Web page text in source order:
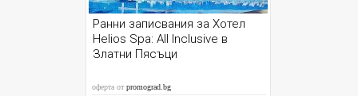
Ранни записвания за Хотел
Helios Spa: All Inclusive в
Златни Пясъци
оферта отpromograd.bg